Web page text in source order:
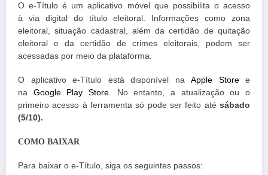
O e-Título é um aplicativo móvel que possibilita o acesso
à via digital do título eleitoral. Informações como zona
eleitoral, situação cadastral, além da certidão de quitação
eleitoral e da certidão de crimes eleitorais, podem ser
acessadas por meio da plataforma.
O aplicativo e-Título está disponível na Apple Storee
na Google Play Store . No entanto, a atualização ou o
primeiro acesso à ferramenta só pode ser feito até sábado
(5/10).
COMO BAIXAR
Para baixar o e-Título, siga os seguintes passos: